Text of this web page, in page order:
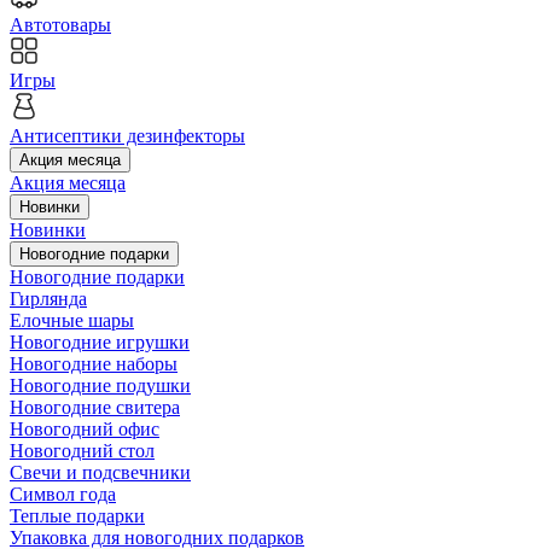
Автотовары
Игры
Антисептики дезинфекторы
Акция месяца
Акция месяца
Новинки
Новинки
Новогодние подарки
Новогодние подарки
Гирлянда
Елочные шары
Новогодние игрушки
Новогодние наборы
Новогодние подушки
Новогодние свитера
Новогодний офис
Новогодний стол
Свечи и подсвечники
Символ года
Теплые подарки
Упаковка для новогодних подарков